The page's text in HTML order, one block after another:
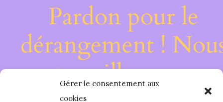
Gérer le consentement aux
cookies
Pardon pour le
dérangement !
travaillons sur